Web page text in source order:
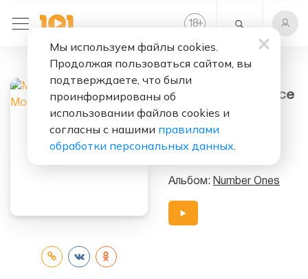
18+
One More Chance
(#)
Альбом: Number Ones
Мы используем файлы cookies.
Продолжая пользоваться сайтом, вы
подтверждаете, что были
проинформированы об
использовании файлов cookies и
согласны с нашими правилами
обработки персональных данных.